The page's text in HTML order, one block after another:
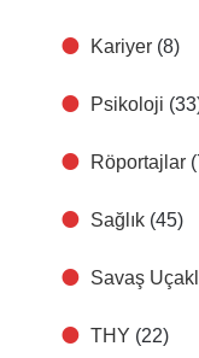
Kariyer (8)
Psikoloji
Röportajlar
Sağlık (45)
Savaş
THY (22)